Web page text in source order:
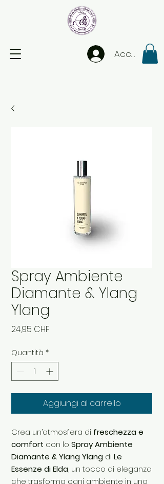
Accedi
Spray Ambiente
Diamante & Ylang
Ylang
24,95 CHF
Quantità *
Aggiungi al carrello
Crea un’atmosfera di freschezza e
comfort con lo Spray Ambiente
Diamante & Ylang Ylang di Le
Essenze di Elda, un tocco di eleganza
che trasforma ogni ambiente in uno